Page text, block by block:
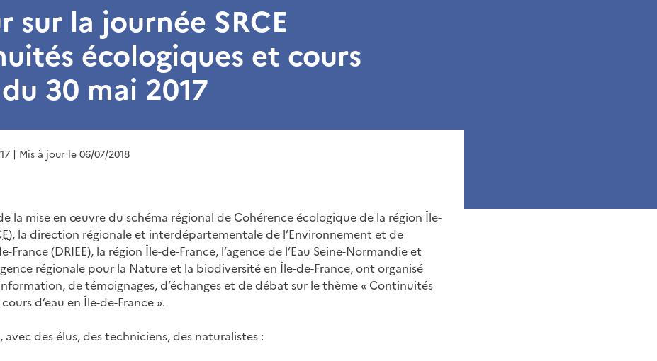
sur la journée SRCE
écologiques et cours
30 mai 2017
| Mis à jour le 06/07/2018
la mise en œuvre du schéma régional de Cohérence écologique de la région Île-
), la direction régionale et interdépartementale de l’Environnement et de
France (DRIEE), la région Île-de-France, l’agence de l’Eau Seine-Normandie et
régionale pour la Nature et la biodiversité en Île-de-France, ont organisé
de témoignages, d’échanges et de débat sur le thème « Continuités
d’eau en Île-de-France ».
avec des élus, des techniciens, des naturalistes :